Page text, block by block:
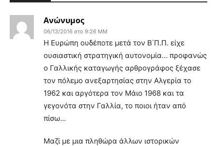
Ανώνυμος
06/13/2016 στο 9:26 ΜΜ
H Ευρώπη ουδέποτε μετά τον Β΄Π.Π. είχε
ουσιαστική στρατηγική αυτονομία… προφανώς
ο Γαλλικής καταγωγής αρθρογράφος ξέχασε
τον πόλεμο ανεξαρτησίας στην Αλγερία το
1962 και αργότερα τον Μάιο 1968 και τα
γεγονότα στην Γαλλία, το ποιοι ήταν από
πίσω…
Μαζί με μια πληθώρα άλλων ιστορικών